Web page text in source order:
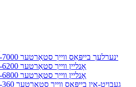
SCKR1-7000 ינערלעך בייפּאַס ווייך סטאַרטער
SCKR1-6200 אָנליין ווייך סטאַרטער
SCKR1-6800 אָנליין ווייך סטאַרטער
SCKR1-360 געבויט-אין בייפּאַס ווייך סטאַרטער